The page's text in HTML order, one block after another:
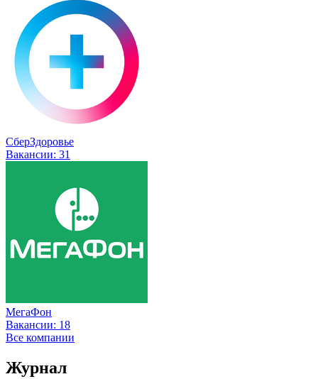
СберЗдоровье
Вакансии: 31
МегаФон
Вакансии: 18
Все компании
Журнал